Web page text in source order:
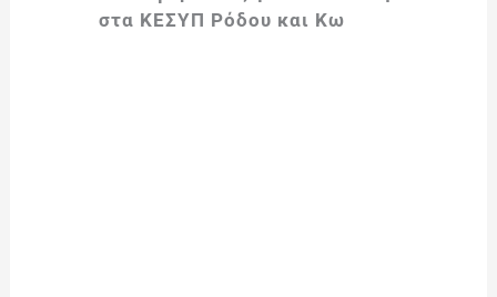
στα ΚΕΣΥΠ Ρόδου και Κω